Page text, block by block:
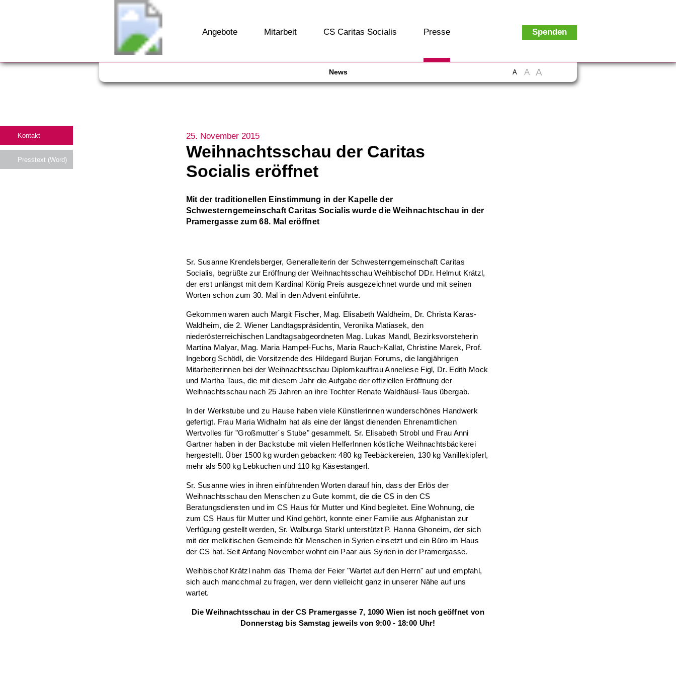
Angebote Mitarbeit CS Caritas Socialis Presse Spenden
A A A
News
25. November 2015
Weihnachtsschau der Caritas
Socialis eröffnet
Mit der traditionellen Einstimmung in der Kapelle der
Schwesterngemeinschaft Caritas Socialis wurde die Weihnachtschau in der
Pramergasse zum 68. Mal eröffnet
Sr. Susanne Krendelsberger, Generalleiterin der Schwesterngemeinschaft Caritas
Socialis, begrüßte zur Eröffnung der Weihnachtsschau Weihbischof DDr. Helmut Krätzl,
der erst unlängst mit dem Kardinal König Preis ausgezeichnet wurde und mit seinen
Worten schon zum 30. Mal in den Advent einführte.
Gekommen waren auch Margit Fischer, Mag. Elisabeth Waldheim, Dr. Christa Karas-
Waldheim, die 2. Wiener Landtagspräsidentin, Veronika Matiasek, den
niederösterreichischen Landtagsabgeordneten Mag. Lukas Mandl, Bezirksvorsteherin
Martina Malyar, Mag. Maria Hampel-Fuchs, Maria Rauch-Kallat, Christine Marek, Prof.
Ingeborg Schödl, die Vorsitzende des Hildegard Burjan Forums, die langjährigen
Mitarbeiterinnen bei der Weihnachtsschau Diplomkauffrau Anneliese Figl, Dr. Edith Mock
und Martha Taus, die mit diesem Jahr die Aufgabe der offiziellen Eröffnung der
Weihnachtsschau nach 25 Jahren an ihre Tochter Renate Waldhäusl-Taus übergab.
In der Werkstube und zu Hause haben viele Künstlerinnen wunderschönes Handwerk
gefertigt. Frau Maria Widhalm hat als eine der längst dienenden Ehrenamtlichen
Wertvolles für "Großmutter´s Stube" gesammelt. Sr. Elisabeth Strobl und Frau Anni
Gartner haben in der Backstube mit vielen HelferInnen köstliche Weihnachtsbäckerei
hergestellt. Über 1500 kg wurden gebacken: 480 kg Teebäckereien, 130 kg Vanillekipferl,
mehr als 500 kg Lebkuchen und 110 kg Käsestangerl.
Sr. Susanne wies in ihren einführenden Worten darauf hin, dass der Erlös der
Weihnachtsschau den Menschen zu Gute kommt, die die CS in den CS
Beratungsdiensten und im CS Haus für Mutter und Kind begleitet. Eine Wohnung, die
zum CS Haus für Mutter und Kind gehört, konnte einer Familie aus Afghanistan zur
Verfügung gestellt werden, Sr. Walburga Starkl unterstützt P. Hanna Ghoneim, der sich
mit der melkitischen Gemeinde für Menschen in Syrien einsetzt und ein Büro im Haus
der CS hat. Seit Anfang November wohnt ein Paar aus Syrien in der Pramergasse.
Weihbischof Krätzl nahm das Thema der Feier "Wartet auf den Herrn" auf und empfahl,
sich auch mancchmal zu fragen, wer denn vielleicht ganz in unserer Nähe auf uns
wartet.
Die Weihnachtsschau in der CS Pramergasse 7, 1090 Wien ist noch geöffnet von
Donnerstag bis Samstag jeweils von 9:00 - 18:00 Uhr!
Kontakt
Presstext (Word)